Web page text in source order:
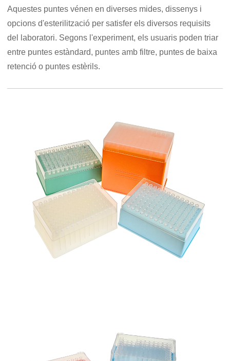
Aquestes puntes vénen en diverses mides, dissenys i
opcions d'esterilització per satisfer els diversos requisits
del laboratori. Segons l'experiment, els usuaris poden triar
entre puntes estàndard, puntes amb filtre, puntes de baixa
retenció o puntes estèrils.